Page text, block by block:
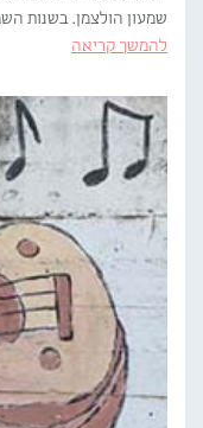
שמעון הולצמן. בשנות
להמשך קריאה